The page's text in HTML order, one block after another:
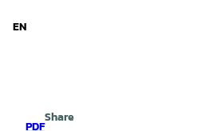
EN
PDF
Share